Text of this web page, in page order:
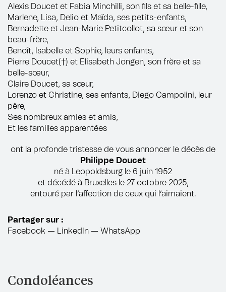
Alexis Doucet et Fabia Minchilli, son fils et sa belle-fille,
Marlene, Lisa, Delio et Maïda, ses petits-enfants,
Bernadette et Jean-Marie Petitcollot, sa sœur et son
beau-frère,
Benoît, Isabelle et Sophie, leurs enfants,
Pierre Doucet(†) et Elisabeth Jongen, son frère et sa
belle-sœur,
Claire Doucet, sa sœur,
Lorenzo et Christine, ses enfants, Diego Campolini, leur
père,
Ses nombreux amies et amis,
Et les familles apparentées
ont la profonde tristesse de vous annoncer le décès de
Philippe Doucet
né à Leopoldsburg le 6 juin 1952
et décédé à Bruxelles le 27 octobre 2025,
entouré par l’affection de ceux qui l’aimaient.
Partager sur :
Facebook — LinkedIn — WhatsApp
Condoléances